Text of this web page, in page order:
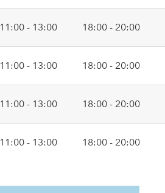
11:00 - 13:00 18:00 - 20:00
11:00 - 13:00 18:00 - 20:00
11:00 - 13:00 18:00 - 20:00
11:00 - 13:00 18:00 - 20:00